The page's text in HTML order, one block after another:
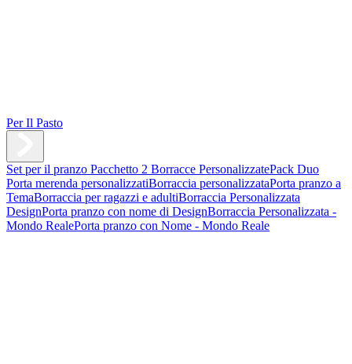
Per Il Pasto
Set per il pranzo Pacchetto 2 Borracce PersonalizzatePack Duo
Porta merenda personalizzatiBorraccia personalizzataPorta pranzo a
TemaBorraccia per ragazzi e adultiBorraccia Personalizzata
DesignPorta pranzo con nome di DesignBorraccia Personalizzata -
Mondo RealePorta pranzo con Nome - Mondo Reale